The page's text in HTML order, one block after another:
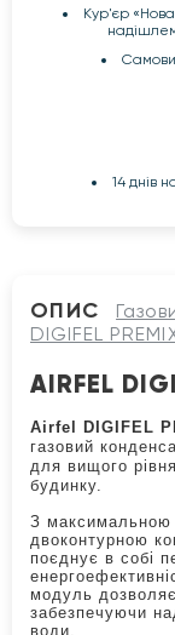
Кур'єр
14 днів
ОПИС
DIGIFEL
AIRFEL
Airfel DIGIFEL
газовий
для вищого
будинку.
З максимальною
двоконтурною
поєднує в собі
модуль
забезпечуючи
води.